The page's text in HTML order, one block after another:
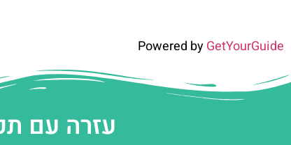
Powered byGetYourGuide
עזרה עם